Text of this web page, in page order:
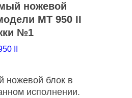
ножевой
MT 950 II
№1
II
ножевой блок в
исполнении.